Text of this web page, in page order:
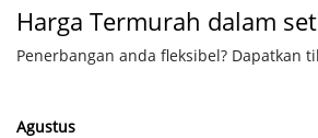
Harga Termurah dalam
Penerbangan anda fleksibel? Dapatkan
Agustus